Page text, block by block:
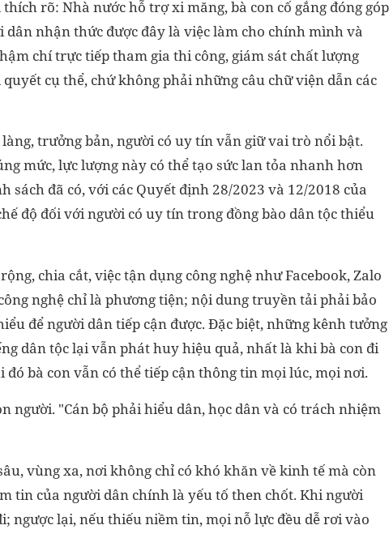
rõ: Nhà nước hỗ trợ xi măng, bà con cố gắng đóng góp
dân nhận thức được đây là việc làm cho chính mình và
chí trực tiếp tham gia thi công, giám sát chất lượng
cụ thể, chứ không phải những câu chữ viện dẫn các
trưởng bản, người có uy tín vẫn giữ vai trò nổi bật.
mức, lực lượng này có thể tạo sức lan tỏa nhanh hơn
đã có, với các Quyết định 28/2023 và 12/2018 của
độ đối với người có uy tín trong đồng bào dân tộc thiểu
chia cắt, việc tận dụng công nghệ như Facebook, Zalo
nghệ chỉ là phương tiện; nội dung truyền tải phải bảo
để người dân tiếp cận được. Đặc biệt, những kênh tưởng
dân tộc lại vẫn phát huy hiệu quả, nhất là khi bà con đi
bà con vẫn có thể tiếp cận thông tin mọi lúc, mọi nơi.
người. "Cán bộ phải hiểu dân, học dân và có trách nhiệm
vùng xa, nơi không chỉ có khó khăn về kinh tế mà còn
tin của người dân chính là yếu tố then chốt. Khi người
ngược lại, nếu thiếu niềm tin, mọi nỗ lực đều dễ rơi vào